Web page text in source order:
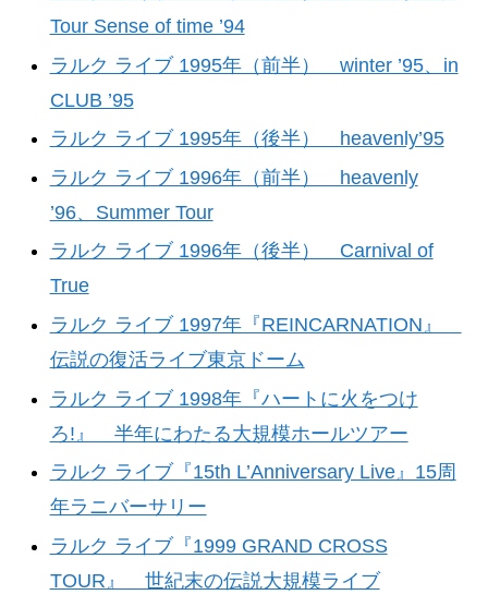
Tour Sense of time ’94
ラルク ライブ 1995年（前半） winter ’95、in
CLUB ’95
ラルク ライブ 1995年（後半） heavenly’95
ラルク ライブ 1996年（前半） heavenly
’96、Summer Tour
ラルク ライブ 1996年（後半） Carnival of
True
ラルク ライブ 1997年『REINCARNATION』
伝説の復活ライブ東京ドーム
ラルク ライブ 1998年『ハートに火をつけ
ろ!』 半年にわたる大規模ホールツアー
ラルク ライブ『15th L’Anniversary Live』15周
年ラニバーサリー
ラルク ライブ『1999 GRAND CROSS
TOUR』 世紀末の伝説大規模ライブ